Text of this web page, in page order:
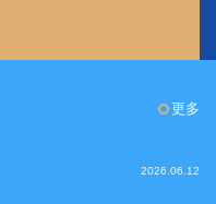
更多
2026.06.12